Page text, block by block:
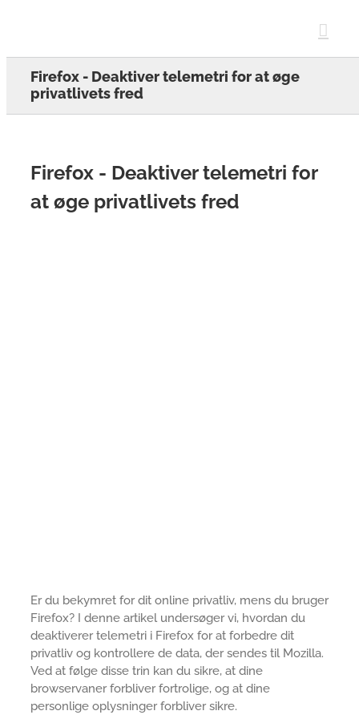
Firefox - Deaktiver telemetri for at øge
privatlivets fred
Firefox - Deaktiver telemetri for
at øge privatlivets fred
Er du bekymret for dit online privatliv, mens du bruger
Firefox? I denne artikel undersøger vi, hvordan du
deaktiverer telemetri i Firefox for at forbedre dit
privatliv og kontrollere de data, der sendes til Mozilla.
Ved at følge disse trin kan du sikre, at dine
browservaner forbliver fortrolige, og at dine
personlige oplysninger forbliver sikre.